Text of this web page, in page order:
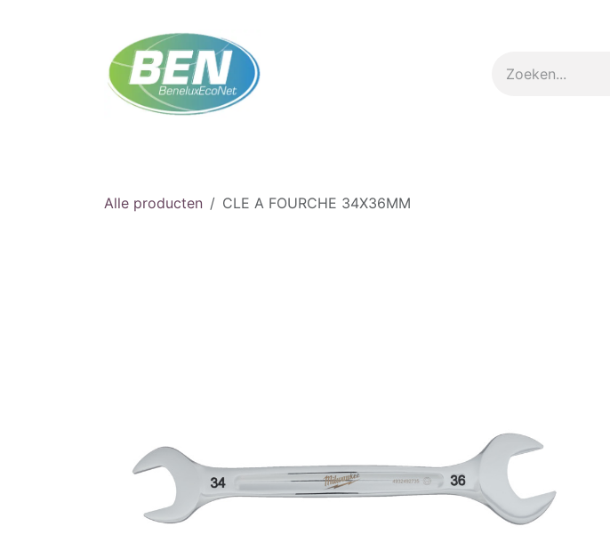
Alle producten CLE A FOURCHE 34X36MM